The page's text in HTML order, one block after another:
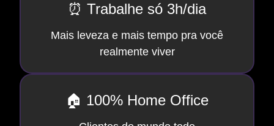
⏰ Trabalhe só 3h/dia
Mais leveza e mais tempo pra você
realmente viver
🏠 100% Home Office